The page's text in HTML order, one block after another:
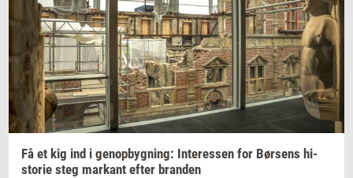
Få et kig ind i genop­byg­ning: In­ter­es­sen for Bør­sens hi­
sto­rie steg mar­kant efter bran­den